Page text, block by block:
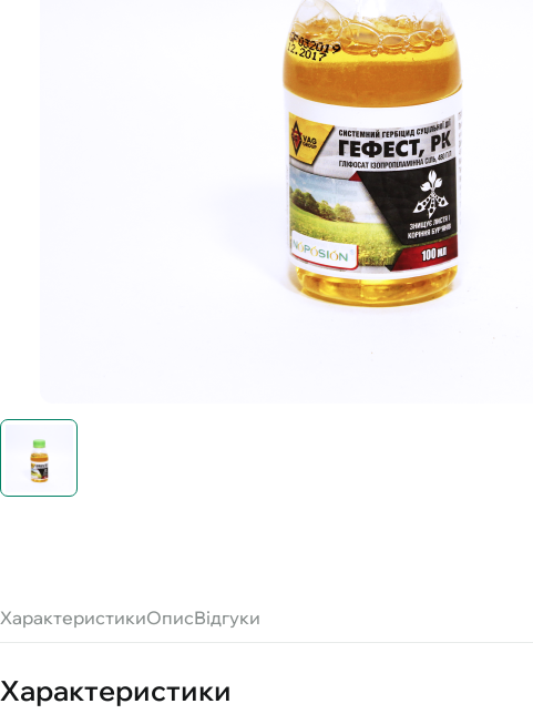
ХарактеристикиОписВідгуки
Характеристики